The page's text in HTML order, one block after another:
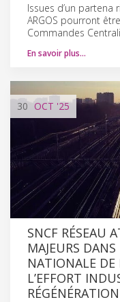
Issues d’un partena
ARGOS pourront
Commandes
En savoir plus…
30 OCT '25
SNCF RÉSEAU
MAJEURS
NATIONALE DE
L’EFFORT